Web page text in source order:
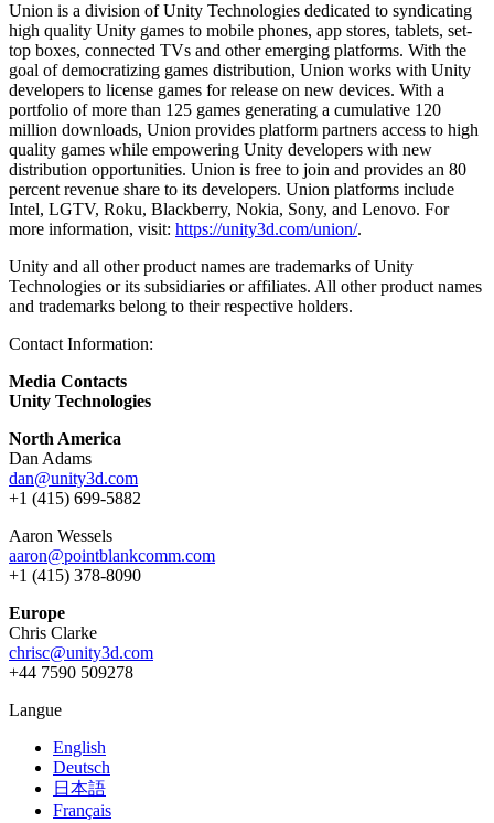
Union is a division of Unity Technologies dedicated to syndicating
high quality Unity games to mobile phones, app stores, tablets, set-
top boxes, connected TVs and other emerging platforms. With the
goal of democratizing games distribution, Union works with Unity
developers to license games for release on new devices. With a
portfolio of more than 125 games generating a cumulative 120
million downloads, Union provides platform partners access to high
quality games while empowering Unity developers with new
distribution opportunities. Union is free to join and provides an 80
percent revenue share to its developers. Union platforms include
Intel, LGTV, Roku, Blackberry, Nokia, Sony, and Lenovo. For
more information, visit: https://unity3d.com/union/.
Unity and all other product names are trademarks of Unity
Technologies or its subsidiaries or affiliates. All other product names
and trademarks belong to their respective holders.
Contact Information:
Media Contacts
Unity Technologies
North America
Dan Adams
dan@unity3d.com
+1 (415) 699-5882
Aaron Wessels
aaron@pointblankcomm.com
+1 (415) 378-8090
Europe
Chris Clarke
chrisc@unity3d.com
+44 7590 509278
Langue
English
Deutsch
日本語
Français